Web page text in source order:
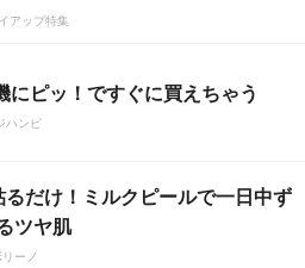
アップ特集
にピッ！ですぐに買えちゃう
ハンピ
だけ！ミルクピールで一日中ず
ツヤ肌
リーノ